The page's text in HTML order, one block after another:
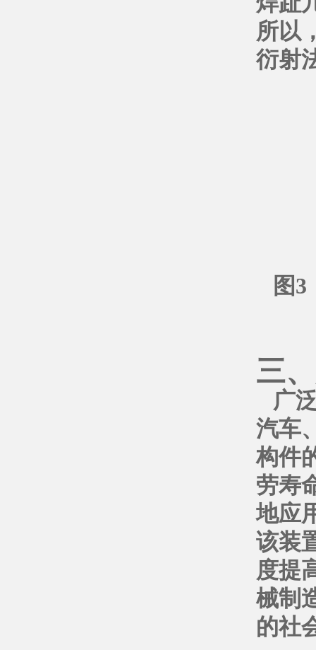
所以
衍射
图
三
广
汽车
构件
劳寿
地应
该装
度提
械制
的社